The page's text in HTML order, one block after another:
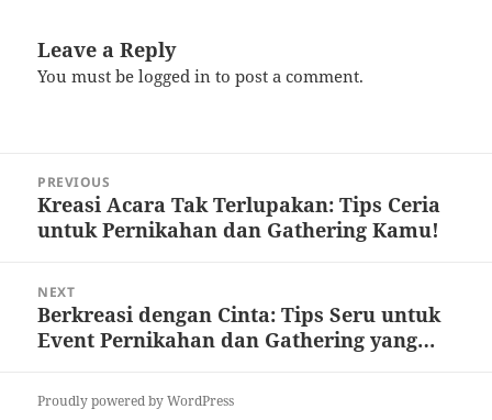
Leave a Reply
You must belogged in to post a comment.
navigation
PREVIOUS
Previous
post:
Kreasi Acara Tak Terlupakan: Tips Ceria
untuk Pernikahan dan Gathering Kamu!
NEXT
Next
post:
Berkreasi dengan Cinta: Tips Seru untuk
Event Pernikahan dan Gathering yang…
Proudly powered by WordPress